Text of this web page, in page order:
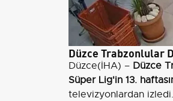
Düzce Trabzonlular
Düzce(İHA) – Düzce
Süper Lig'in 13.
televizyonlardan izledi.